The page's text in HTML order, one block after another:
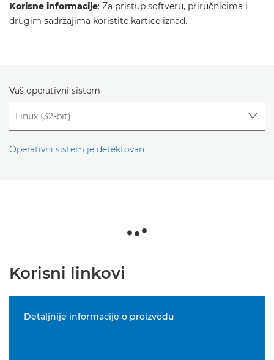
Korisne informacije: Za pristup softveru, priručnicima i
drugim sadržajima koristite kartice iznad.
Vaš operativni sistem
Operativni sistem je detektovan
Korisni linkovi
Detaljnije informacije o proizvodu